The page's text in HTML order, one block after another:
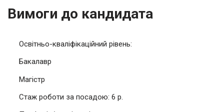
Вимоги до кандидата
Освітньо-кваліфікаційний рівень:
Бакалавр
Магістр
Стаж роботи за посадою: 6 р.